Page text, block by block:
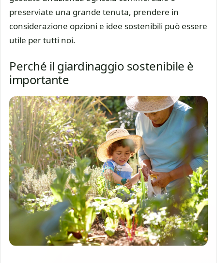
preserviate una grande tenuta, prendere in
considerazione opzioni e idee sostenibili può essere
utile per tutti noi.
Perché il giardinaggio sostenibile è
importante